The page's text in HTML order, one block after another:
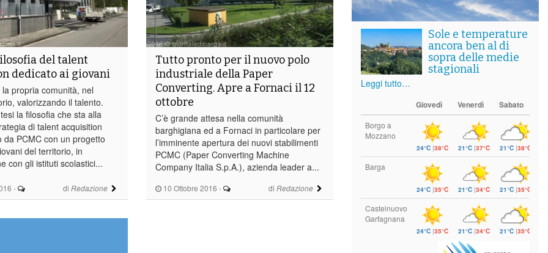
- di Redazione
del talent
dedicato ai giovani
propria comunità, nel
valorizzando il talento.
la filosofia che sta alla
di talent acquisition
da PCMC con un progetto
del territorio, in
con gli istituti scolastici...
10 Ottobre 2016 - di Redazione
Tutto pronto per il nuovo polo
industriale della Paper
Converting. Apre a Fornaci il 12
ottobre
C’è grande attesa nella comunità
barghigiana ed a Fornaci in particolare per
l’imminente apertura dei nuovi stabilimenti
PCMC (Paper Converting Machine
Company Italia S.p.A.), azienda leader a...
Sole e temperature
ancora ben al di
sopra delle medie
stagionali
Leggi tutto…
Giovedì Venerdì Sabato
Borgo a
Mozzano
24°C |38°C 21°C |37°C 21°C |38°C
Barga
24°C |35°C 21°C |34°C 21°C |35°C
Castelnuovo
Garfagnana
24°C |35°C 21°C |34°C 21°C |35°C